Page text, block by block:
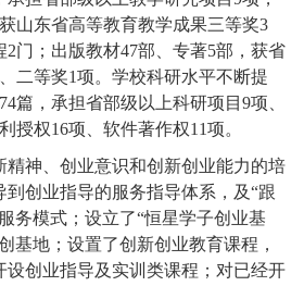
山东省高等教育教学成果三等奖3
门；出版教材47部、专著5部，获省
二等奖1项。学校科研水平不断提
篇，承担省部级以上科研项目9项、
授权16项、软件著作权11项。
神、创业意识和创新创业能力的培
到创业指导的服务指导体系，及“跟
务模式；设立了“恒星学子创业基
基地；设置了创新创业教育课程，
设创业指导及实训类课程；对已经开